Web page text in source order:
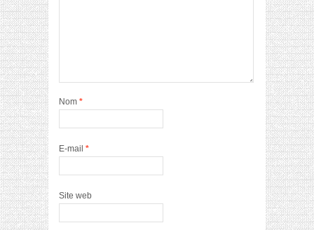
Nom *
E-mail *
Site web